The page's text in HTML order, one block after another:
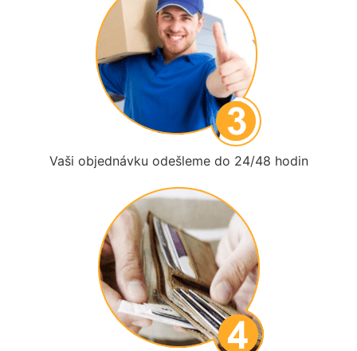
Vaši objednávku odešleme do 24/48 hodin